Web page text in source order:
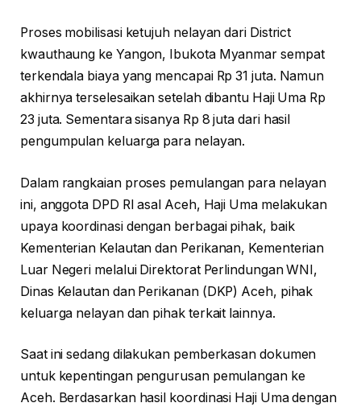
Proses mobilisasi ketujuh nelayan dari District
kwauthaung ke Yangon, Ibukota Myanmar sempat
terkendala biaya yang mencapai Rp 31 juta. Namun
akhirnya terselesaikan setelah dibantu Haji Uma Rp
23 juta. Sementara sisanya Rp 8 juta dari hasil
pengumpulan keluarga para nelayan.
Dalam rangkaian proses pemulangan para nelayan
ini, anggota DPD RI asal Aceh, Haji Uma melakukan
upaya koordinasi dengan berbagai pihak, baik
Kementerian Kelautan dan Perikanan, Kementerian
Luar Negeri melalui Direktorat Perlindungan WNI,
Dinas Kelautan dan Perikanan (DKP) Aceh, pihak
keluarga nelayan dan pihak terkait lainnya.
Saat ini sedang dilakukan pemberkasan dokumen
untuk kepentingan pengurusan pemulangan ke
Aceh. Berdasarkan hasil koordinasi Haji Uma dengan